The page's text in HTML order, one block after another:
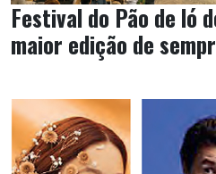
Festival do Pão de ló
maior edição de